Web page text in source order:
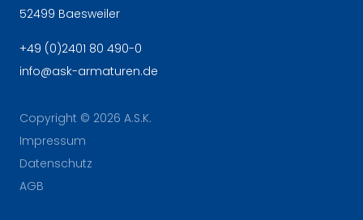
52499 Baesweiler
+49 (0)2401 80 490-0
info@ask-armaturen.de
Copyright © 2026 A.S.K.
Impressum
Datenschutz
AGB